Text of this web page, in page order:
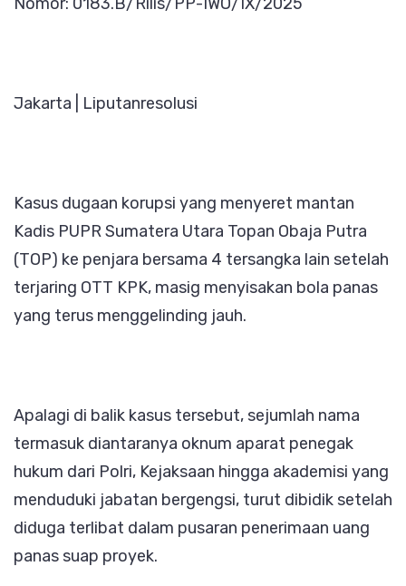
Jakarta | Liputanresolusi
Kasus dugaan korupsi yang menyeret mantan
Kadis PUPR Sumatera Utara Topan Obaja Putra
(TOP) ke penjara bersama 4 tersangka lain setelah
terjaring OTT KPK, masig menyisakan bola panas
yang terus menggelinding jauh.
Apalagi di balik kasus tersebut, sejumlah nama
termasuk diantaranya oknum aparat penegak
hukum dari Polri, Kejaksaan hingga akademisi yang
menduduki jabatan bergengsi, turut dibidik setelah
diduga terlibat dalam pusaran penerimaan uang
panas suap proyek.